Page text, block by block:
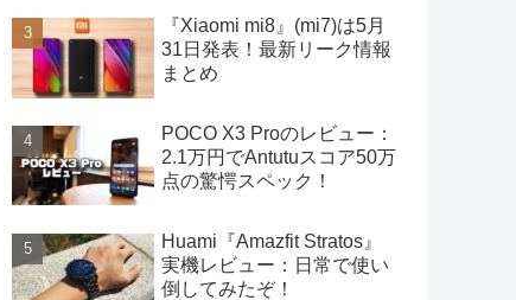
『Xiaomi mi8』(mi7)は5月
31日発表！最新リーク情報
まとめ
POCO X3 Proのレビュー：
2.1万円でAntutuスコア50万
点の驚愕スペック！
Huami『Amazfit Stratos』
実機レビュー：日常で使い
倒してみたぞ！